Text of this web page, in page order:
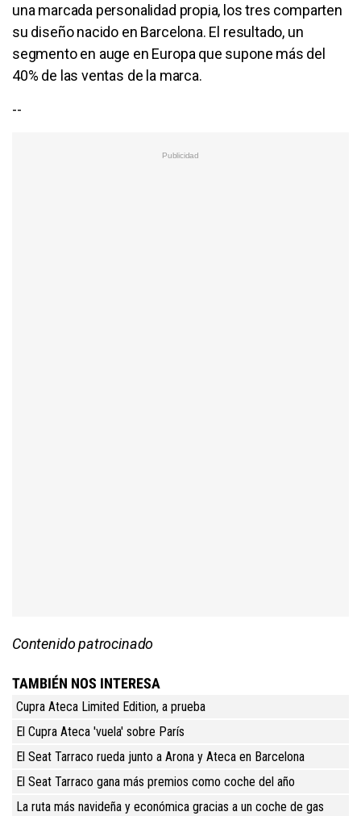
una marcada personalidad propia, los tres comparten
su diseño nacido en Barcelona. El resultado, un
segmento en auge en Europa que supone más del
40% de las ventas de la marca.
--
Contenido patrocinado
TAMBIÉN NOS INTERESA
Cupra Ateca Limited Edition, a prueba
El Cupra Ateca 'vuela' sobre París
El Seat Tarraco rueda junto a Arona y Ateca en Barcelona
El Seat Tarraco gana más premios como coche del año
La ruta más navideña y económica gracias a un coche de gas